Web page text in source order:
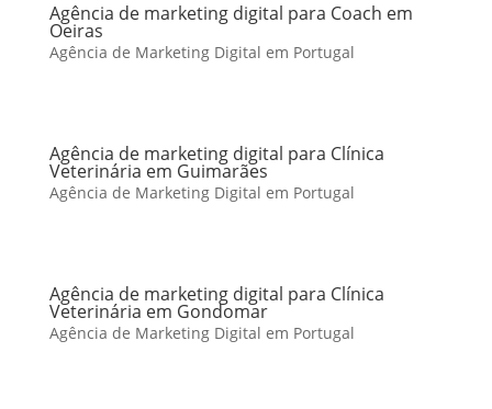
Agência de marketing digital para Coach em
Oeiras
Agência de Marketing Digital em Portugal
Agência de marketing digital para Clínica
Veterinária em Guimarães
Agência de Marketing Digital em Portugal
Agência de marketing digital para Clínica
Veterinária em Gondomar
Agência de Marketing Digital em Portugal